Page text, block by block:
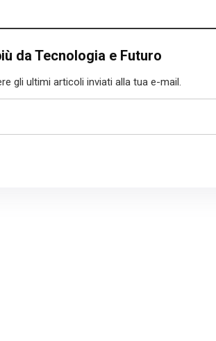
da Tecnologia e Futuro
gli ultimi articoli inviati alla tua e-mail.